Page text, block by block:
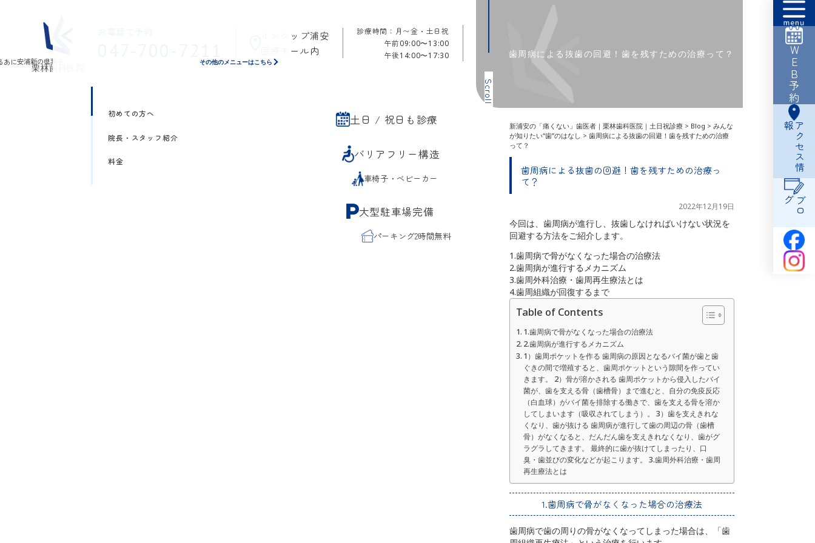
インシップ浦安
医療モール内
診療時間：月〜金・土日祝
午前09:00〜13:00
午後14:00〜17:30
初めての方へ
院長・スタッフ紹介
料金
土日 / 祝日も診療
バリアフリー構造
車椅子・ベビーカー
大型駐車場完備
パーキング2時間無料
その他のメニューはこちら WEB予約
ア
ク
セ
ス
情
報
ブ
ロ
グ
Scroll
歯周病による抜歯の回避！歯を残すための治療って？
新浦安の「痛くない」歯医者｜栗林歯科医院｜土日祝診療 > Blog > みんな
が知りたい“歯”のはなし > 歯周病による抜歯の回避！歯を残すための治療
って？
歯周病による抜歯の回避！歯を残すための治療っ
て？
2022年12月19日
今回は、歯周病が進行し、抜歯しなければいけない状況を
回避する方法をご紹介します。
1.歯周病で骨がなくなった場合の治療法
2.歯周病が進行するメカニズム
3.歯周外科治療・歯周再生療法とは
4.歯周組織が回復するまで
Table of Contents
1.歯周病で骨がなくなった場合の治療法
2.歯周病が進行するメカニズム
1）歯周ポケットを作る 歯周病の原因となるバイ菌が歯と歯
ぐきの間で増殖すると、歯周ポケットという隙間を作ってい
きます。 2）骨が溶かされる 歯周ポケットから侵入したバイ
菌が、歯を支える骨（歯槽骨）まで進むと、自分の免疫反応
（白血球）がバイ菌を排除する働きで、歯を支える骨を溶か
してしまいます（吸収されてしまう）。 3）歯を支えきれな
くなり、歯が抜ける 歯周病が進行して歯の周辺の骨（歯槽
骨）がなくなると、だんだん歯を支えきれなくなり、歯がグ
ラグラしてきます。 最終的に歯が抜けてしまったり、口
臭・歯並びの変化などが起こります。 3.歯周外科治療・歯周
再生療法とは
1.歯周病で骨がなくなった場合の治療法
歯周病で歯の周りの骨がなくなってしまった場合は、「歯